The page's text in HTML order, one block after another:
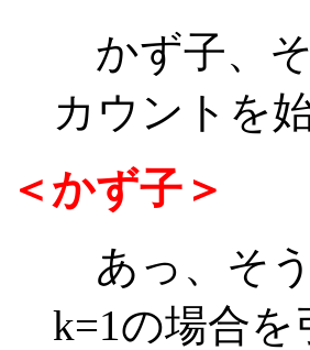
かず子、
カウントを
＜かず子＞
あっ、そ
k=1の場合